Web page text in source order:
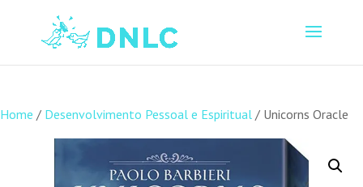
Home / Desenvolvimento Pessoal e Espiritual / Unicorns Oracle